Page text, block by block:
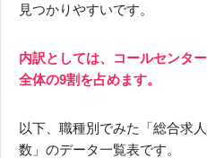
見つかりやすいです。
内訳としては、コールセンタ
全体の9割を占めます。
以下、職種別でみた「総合求
数」のデータ一覧表です。